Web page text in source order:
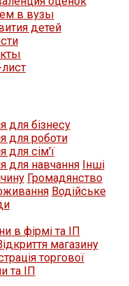
в вузы
детей
для бізнесу
для роботи
для сім'ї
для навчання Iнші
Громадянство
Водійське
в фірмі та ІП
магазину
торгової
та ІП